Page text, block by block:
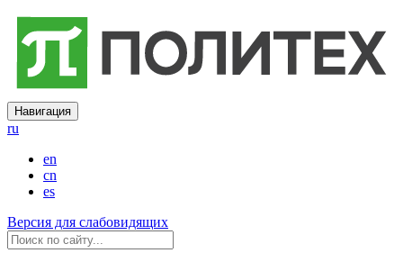
Навигация
ru
en
cn
es
Версия для слабовидящих